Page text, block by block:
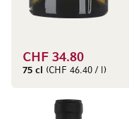
CHF 34.80
75 cl (CHF 46.40 / l)